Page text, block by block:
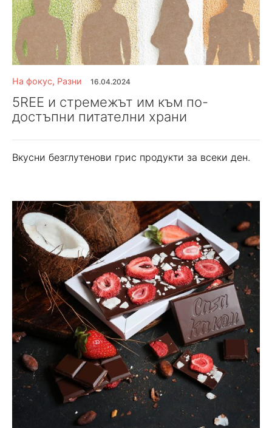
На фокус, Разни 16.04.2024
5REE и стремежът им към по-
достъпни питателни храни
Вкусни безглутенови грис продукти за всеки ден.